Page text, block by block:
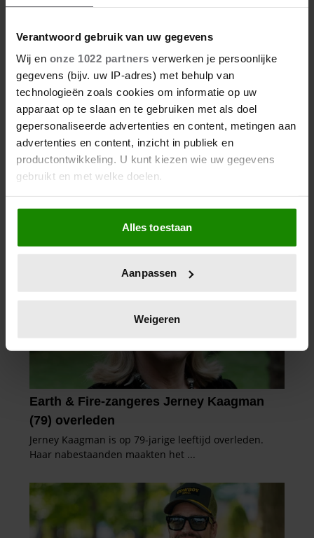
Verantwoord gebruik van uw gegevens
Wij en onze 1022 partners verwerken je persoonlijke
gegevens (bijv. uw IP-adres) met behulp van
technologieën zoals cookies om informatie op uw
apparaat op te slaan en te gebruiken met als doel
gepersonaliseerde advertenties en content, metingen aan
advertenties en content, inzicht in publiek en
productontwikkeling. U kunt kiezen wie uw gegevens
gebruikt en met welke doelen.
Als u het toestaat, willen we ook graag:
Informatie verzamelen over uw geografische
locatie, die tot een paar meter nauwkeurig kan zijn
scannen op specifieke eigenschappen (fingerprinting)
verwerkt en stel uw voorkeuren in het
intrekken in de Cookieverklaring.
We gebruiken cookies om content en advertenties te
personaliseren, om functies voor social media te bieden
en om ons websiteverkeer te analyseren. Ook delen we
informatie over uw gebruik van onze site met onze
partners voor social media, adverteren en analyse. Deze
informatie die u aan ze heeft verstrekt of die ze hebben
verzameld op basis van uw gebruik van hun services. U
gaat akkoord met onze cookies als u onze website blijft
Alles toestaan
Aanpassen
Weigeren